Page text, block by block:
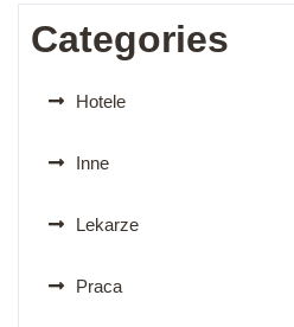
Categories
Hotele
Inne
Lekarze
Praca